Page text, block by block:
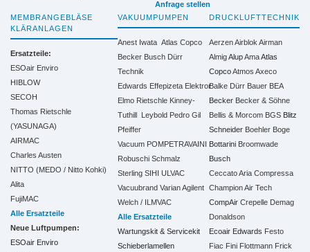
Anfrage stellen
MEMBRANGEBLÄSE
KLÄRANLAGEN
Ersatzteile:
ESOair Enviro
HIBLOW
SECOH
Thomas Rietschle
(YASUNAGA)
AIRMAC
Charles Austen
NITTO (MEDO / Nitto Kohki)
Alita
FujiMAC
Alle Ersatzteile
Neue Luftpumpen:
ESOair Enviro
VAKUUMPUMPEN
Anest Iwata Atlas Copco
Becker Busch Dürr
Technik
Edwards Effepizeta Elektror
Elmo Rietschle Kinney-
Tuthill Leybold Pedro Gil
Pfeiffer
Vacuum POMPETRAVAINI
Robuschi Schmalz
Sterling SIHI ULVAC
Vacuubrand Varian Agilent
Welch / ILMVAC
Alle Ersatzteile
Wartungskit & Servicekit
Schieberlamellen
DRUCKLUFTTECHNIK
AerzenAirblok Airman
Almig Alup Ama Atlas
Copco Atmos Axeco
Balke Dürr Bauer BEA
Becker Becker & Söhne
Bellis & Morcom BGS Blitz
Schneider Boehler Boge
Bottarini Broomwade
Busch
Ceccato Aria Compressa
Champion Air Tech
CompAir Crepelle Demag
Donaldson
Ecoair Edwards Festo
Fiac Fini Flottmann Frick